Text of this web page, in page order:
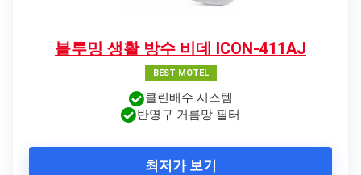
블루밍 생활 방수 비데 ICON-411AJ
BEST MOTEL
클린배수 시스템
반영구 거름망 필터
최저가 보기